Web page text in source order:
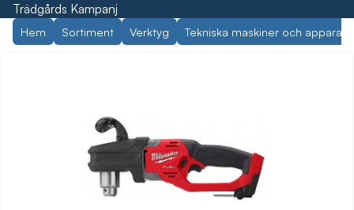
Trädgårds Kampanj
Hem Sortiment Verktyg Tekniska maskiner och